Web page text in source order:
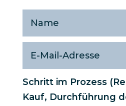
Schritt im Prozess
Kauf, Durchführung